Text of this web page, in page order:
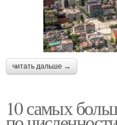
читать дальше →
10 самых